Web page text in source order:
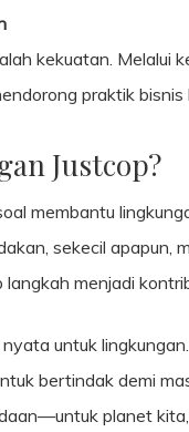
kekuatan. Melalui
praktik
Justcop?
membantu
sekecil apapun,
menjadi
untuk
bertindak demi
planet